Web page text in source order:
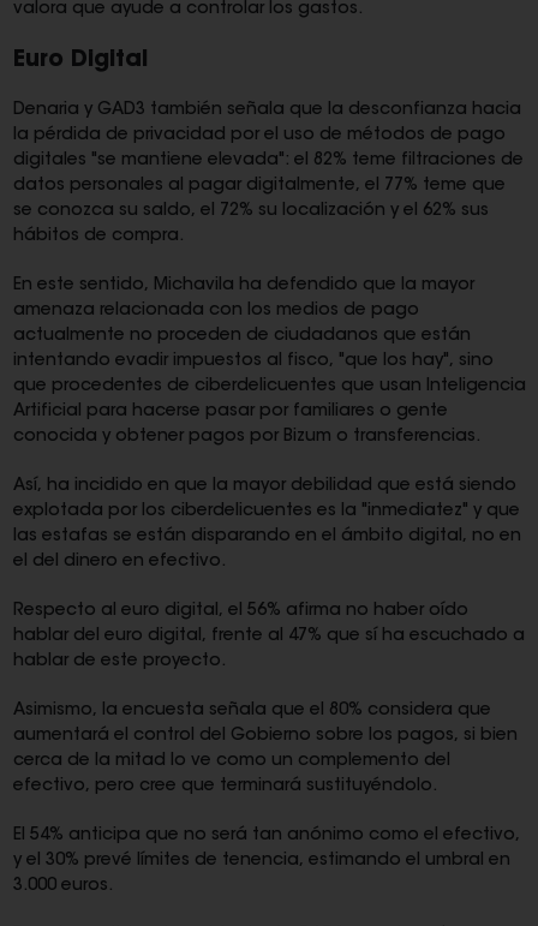
valora que ayude a controlar los gastos.
Euro Digital
Denaria y GAD3 también señala que la desconfianza hacia
la pérdida de privacidad por el uso de métodos de pago
digitales "se mantiene elevada": el 82% teme filtraciones de
datos personales al pagar digitalmente, el 77% teme que
se conozca su saldo, el 72% su localización y el 62% sus
hábitos de compra.
En este sentido, Michavila ha defendido que la mayor
amenaza relacionada con los medios de pago
actualmente no proceden de ciudadanos que están
intentando evadir impuestos al fisco, "que los hay", sino
que procedentes de ciberdelicuentes que usan Inteligencia
Artificial para hacerse pasar por familiares o gente
conocida y obtener pagos por Bizum o transferencias.
Así, ha incidido en que la mayor debilidad que está siendo
explotada por los ciberdelicuentes es la "inmediatez" y que
las estafas se están disparando en el ámbito digital, no en
el del dinero en efectivo.
Respecto al euro digital, el 56% afirma no haber oído
hablar del euro digital, frente al 47% que sí ha escuchado a
hablar de este proyecto.
Asimismo, la encuesta señala que el 80% considera que
aumentará el control del Gobierno sobre los pagos, si bien
cerca de la mitad lo ve como un complemento del
efectivo, pero cree que terminará sustituyéndolo.
El 54% anticipa que no será tan anónimo como el efectivo,
y el 30% prevé límites de tenencia, estimando el umbral en
3.000 euros.